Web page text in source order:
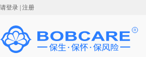
请登录 | 注册